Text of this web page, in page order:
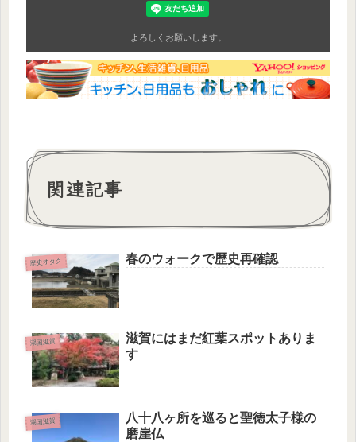
よろしくお願いします。
関連記事
歴史オタク 春のウォークで歴史再確認
湖国滋賀
滋賀にはまだ紅葉スポットありま
す
湖国滋賀
八十八ヶ所を巡ると聖徳太子様の
磨崖仏